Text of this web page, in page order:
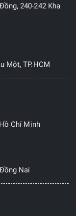
240-242 Kha
Một, TP.HCM
Chí Minh
Nai